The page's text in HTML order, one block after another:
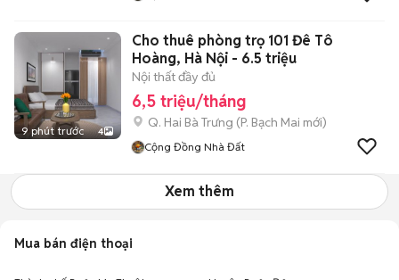
9 phút trước 4
Cho thuê phòng trọ 101 Đê Tô
Hoàng, Hà Nội - 6.5 triệu
Nội thất đầy đủ
6,5 triệu/tháng
Q. Hai Bà Trưng (P. Bạch Mai mới)
Cộng Đồng Nhà Đất
Xem thêm
Mua bán điện thoại